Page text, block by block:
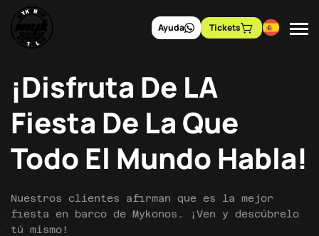
Ayuda Tickets
¡Disfruta De LA
Fiesta De La Que
Todo El Mundo Habla!
Nuestros clientes afirman que es la mejor
fiesta en barco de Mykonos. ¡Ven y descúbrelo
tú mismo!